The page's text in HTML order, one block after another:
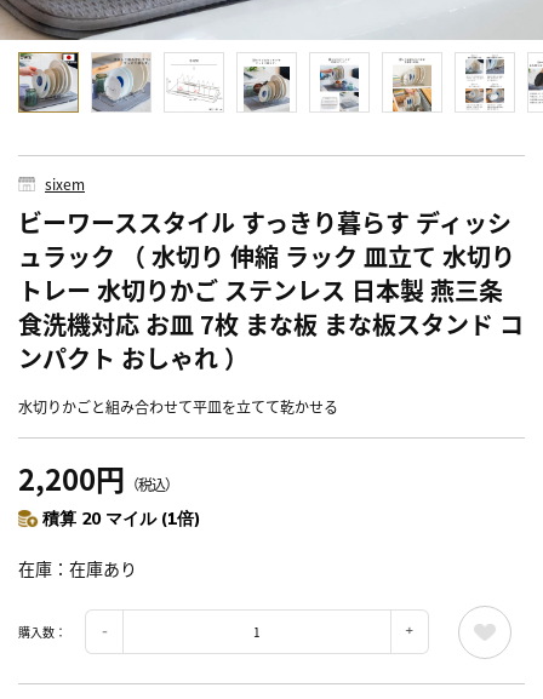
sixem
ビーワーススタイル すっきり暮らす ディッシ
ュラック （ 水切り 伸縮 ラック 皿立て 水切り
トレー 水切りかご ステンレス 日本製 燕三条
食洗機対応 お皿 7枚 まな板 まな板スタンド コ
ンパクト おしゃれ ）
水切りかごと組み合わせて平皿を立てて乾かせる
2,200円 （税込）
積算 20 マイル (1倍)
在庫 在庫あり
購入数：